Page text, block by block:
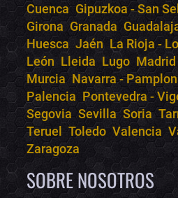
Cuenca Gipuzkoa - San
Girona Granada
Huesca Jaén La Rioja -
León Lleida Lugo Madrid
Murcia Navarra -
Palencia Pontevedra -
Segovia Sevilla Soria
Teruel
Toledo Valencia
Zaragoza
SOBRE NOSOTROS